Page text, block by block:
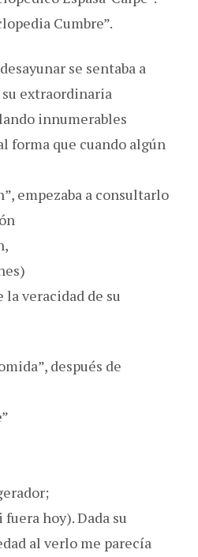
Cumbre”.
se sentaba a
extraordinaria
innumerables
forma que cuando algún
empezaba a consultarlo
veracidad de su
después de
hoy). Dada su
al verlo me parecía